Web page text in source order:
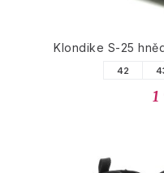
Klondike S-25
42
1